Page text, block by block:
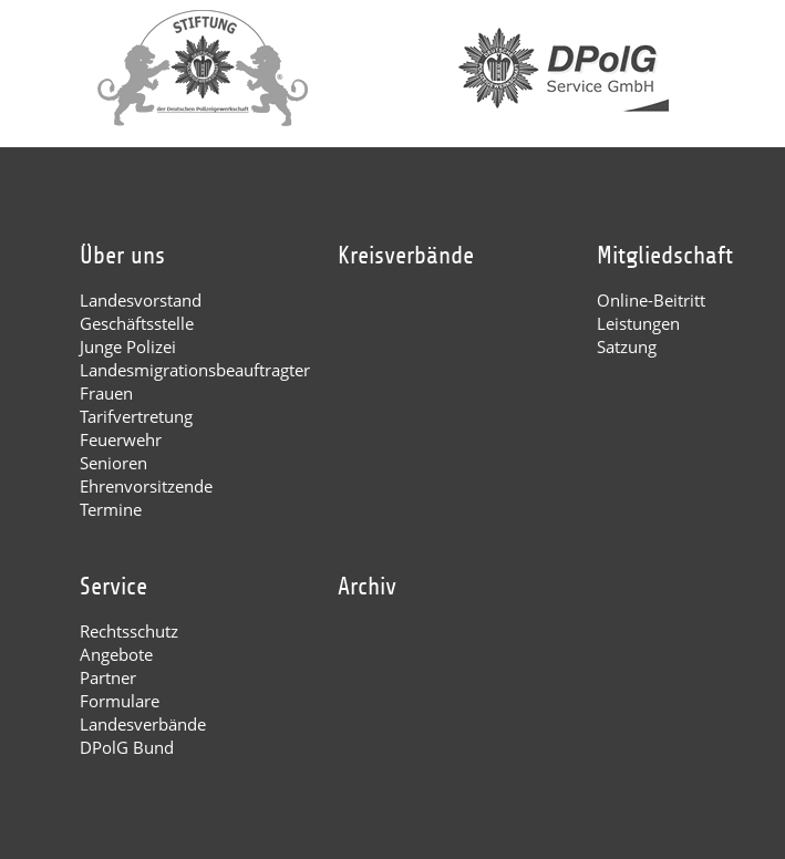
Über uns
Landesvorstand
Geschäftsstelle
Junge Polizei
Landesmigrationsbeauftragter
Frauen
Tarifvertretung
Feuerwehr
Senioren
Ehrenvorsitzende
Termine
Kreisverbände Mitgliedschaft
Online-Beitritt
Leistungen
Satzung
Service
Rechtsschutz
Angebote
Partner
Formulare
Landesverbände
DPolG Bund
Archiv